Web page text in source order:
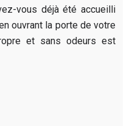
vous déjà été accueilli
ouvrant la porte de votre
et sans odeurs est